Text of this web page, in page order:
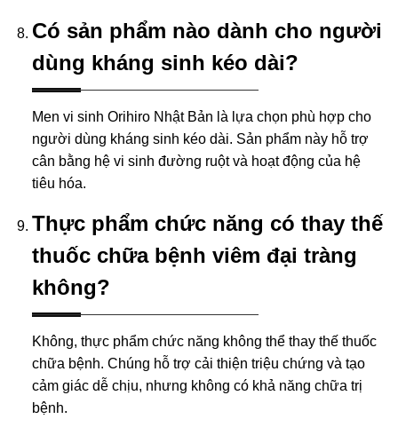
Có sản phẩm nào dành cho người
dùng kháng sinh kéo dài?
Men vi sinh Orihiro Nhật Bản là lựa chọn phù hợp cho
người dùng kháng sinh kéo dài. Sản phẩm này hỗ trợ
cân bằng hệ vi sinh đường ruột và hoạt động của hệ
tiêu hóa.
Thực phẩm chức năng có thay thế
thuốc chữa bệnh viêm đại tràng
không?
Không, thực phẩm chức năng không thể thay thế thuốc
chữa bệnh. Chúng hỗ trợ cải thiện triệu chứng và tạo
cảm giác dễ chịu, nhưng không có khả năng chữa trị
bệnh.